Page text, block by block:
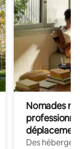
Nomades
déplacement
Des